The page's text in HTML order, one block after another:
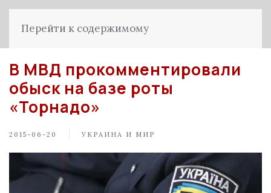
Перейти к содержимому
В МВД прокомментировали
обыск на базе роты
«Торнадо»
2015-06-20 УКРАИНА И МИР